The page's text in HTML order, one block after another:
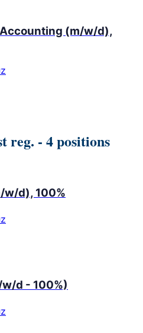
(m/w/d),
reg. - 4 positions
w/d), 100%
d - 100%)